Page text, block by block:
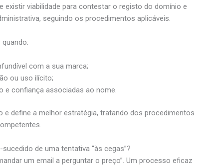
existir viabilidade para contestar o registo do domínio e
seguindo os procedimentos aplicáveis.
com a sua marca;
ou uso ilícito;
e confiança associadas ao nome.
e define a melhor estratégia, tratando dos procedimentos
de uma tentativa “às cegas”?
um email a perguntar o preço”. Um processo eficaz